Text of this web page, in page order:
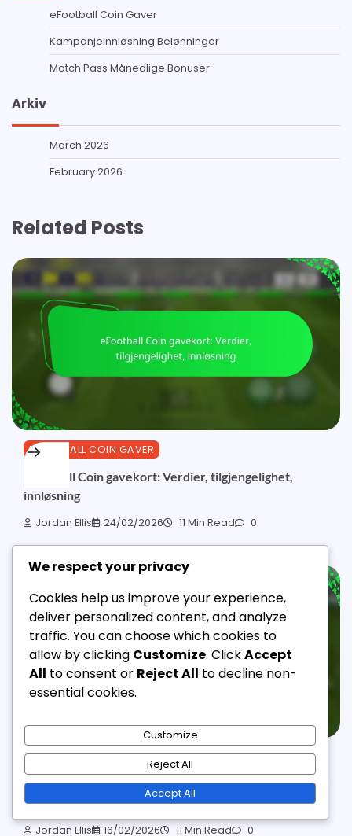
eFootball Coin Gaver
Kampanjeinnløsning Belønninger
Match Pass Månedlige Bonuser
Arkiv
March 2026
February 2026
Related Posts
EFOOTBALL COIN GAVER
eFootball Coin gavekort: Verdier, tilgjengelighet,
innløsning
Jordan Ellis 24/02/2026 11 Min Read 0
EFOOTBALL COIN GAVER
eFootball Coin Gaveoppdateringer: Endringer,
Kunngjøringer, Tilbakemeldinger
Jordan Ellis 16/02/2026 11 Min Read 0
We respect your privacy
Cookies help us improve your experience,
deliver personalized content, and analyze
traffic. You can choose which cookies to
allow by clicking Customize. ClickAccept
All to consent or Reject All to decline non-
essential cookies.
Customize
Reject All
Accept All